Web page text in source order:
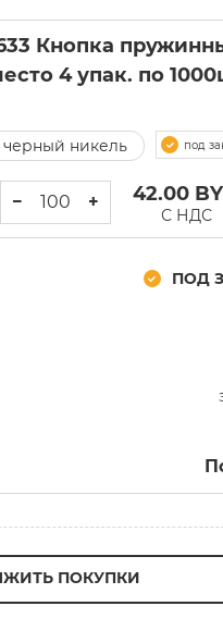
Кнопка
4 упак. по
никель под
− + 42.00
С НДС
ПОД
ПОКУПКИ